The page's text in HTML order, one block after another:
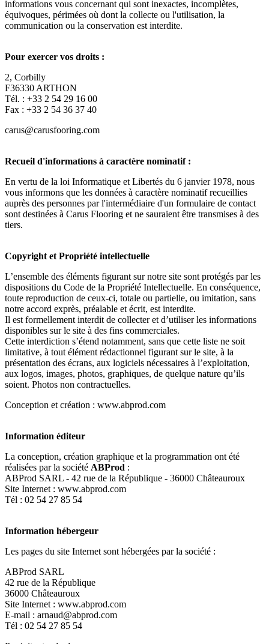
informations vous concernant qui sont inexactes, incomplètes,
équivoques, périmées où dont la collecte ou l'utilisation, la
communication ou la conservation est interdite.
Pour exercer vos droits :
2, Corbilly
F36330 ARTHON
Tél. : +33 2 54 29 16 00
Fax : +33 2 54 36 37 40
carus@carusfooring.com
Recueil d'informations à caractère nominatif :
En vertu de la loi Informatique et Libertés du 6 janvier 1978, nous
vous informons que les données à caractère nominatif recueillies
auprès des personnes par l'intermédiaire d'un formulaire de contact
sont destinées à Carus Flooring et ne sauraient être transmises à des
tiers.
Copyright et Propriété intellectuelle
L’ensemble des éléments figurant sur notre site sont protégés par les
dispositions du Code de la Propriété Intellectuelle. En conséquence,
toute reproduction de ceux-ci, totale ou partielle, ou imitation, sans
notre accord exprès, préalable et écrit, est interdite.
Il est formellement interdit de collecter et d’utiliser les informations
disponibles sur le site à des fins commerciales.
Cette interdiction s’étend notamment, sans que cette liste ne soit
limitative, à tout élément rédactionnel figurant sur le site, à la
présentation des écrans, aux logiciels nécessaires à l’exploitation,
aux logos, images, photos, graphiques, de quelque nature qu’ils
soient. Photos non contractuelles.
Conception et création : www.abprod.com
Information éditeur
La conception, création graphique et la programmation ont été
réalisées par la société ABProd :
ABProd SARL - 42 rue de la République - 36000 Châteauroux
Site Internet : www.abprod.com
Tél : 02 54 27 85 54
Information hébergeur
Les pages du site Internet sont hébergées par la société :
ABProd SARL
42 rue de la République
36000 Châteauroux
Site Internet : www.abprod.com
E-mail : arnaud@abprod.com
Tél : 02 54 27 85 54